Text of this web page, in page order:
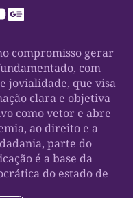
compromisso gerar
com
jovialidade, que visa
clara e objetiva
como vetor e abre
ao direito e a
parte do
é a base da
do estado de